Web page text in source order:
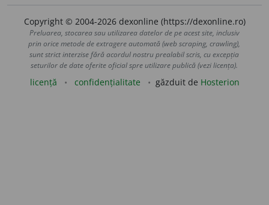
Copyright © 2004-2026 dexonline (https://dexonline.ro)
Preluarea, stocarea sau utilizarea datelor de pe acest site, inclusiv
prin orice metode de extragere automată (web scraping, crawling),
sunt strict interzise fără acordul nostru prealabil scris, cu excepția
seturilor de date oferite oficial spre utilizare publică (vezi licența).
licență confidențialitate găzduit de Hosterion